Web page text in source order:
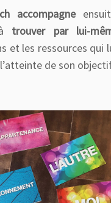
accompagne
trouver par lui-
et les ressources qui
de son